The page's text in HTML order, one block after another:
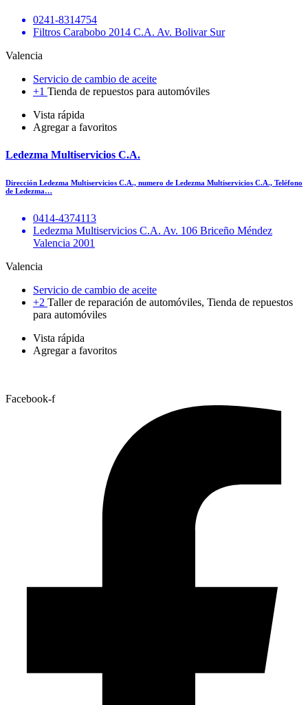
0241-8314754
Filtros Carabobo 2014 C.A. Av. Bolivar Sur
Valencia
Servicio de cambio de aceite
+1 Tienda de repuestos para automóviles
Vista rápida
Agregar a favoritos
Ledezma Multiservicios C.A.
Dirección Ledezma Multiservicios C.A., numero de Ledezma Multiservicios C.A., Teléfono
de Ledezma…
0414-4374113
Ledezma Multiservicios C.A. Av. 106 Briceño Méndez
Valencia 2001
Valencia
Servicio de cambio de aceite
+2 Taller de reparación de automóviles, Tienda de repuestos
para automóviles
Vista rápida
Agregar a favoritos
Facebook-f